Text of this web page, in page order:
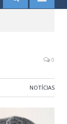
0
NOTÍCIAS